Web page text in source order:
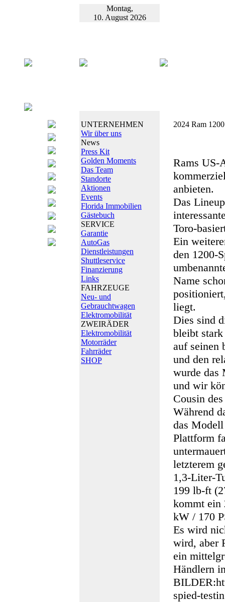
Montag,
10. August 2026
UNTERNEHMEN
Wir über uns
News
Press Kit
Golden Moments
Das Team
Standorte
Aktionen
Events
Florida Immobilien
Gästebuch
SERVICE
Garantie
AutoGas
Dienstleistungen
Shuttleservice
Finanzierung
Links
FAHRZEUGE
Neu- und
Gebrauchtwagen
Elektromobilität
ZWEIRÄDER
Elektromobilität
Motorräder
Fahrräder
SHOP
2024 Ram
Rams US-
anbieten.
Das
Toro-
Ein
den 1200-
Name
liegt.
Dies sind
bleibt
auf seinen
und den
wurde das
und wir
Cousin
Während
das
Plattform
letzterem
1,3-Liter-
199 lb-ft
kommt ein
kW / 170
Es wird
wird, aber
ein
Händlern
spied-